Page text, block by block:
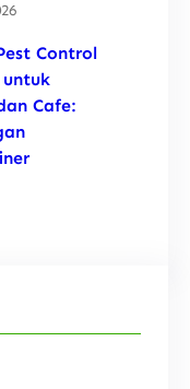
Control
untuk
Cafe: